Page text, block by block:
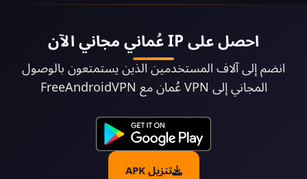
احصل على IP عُماني مجاني الآن
انضم إلى آلاف المستخدمين الذين يستمتعون بالوصول
المجاني إلى VPN عُمان مع FreeAndroidVPN
تنزيل APK